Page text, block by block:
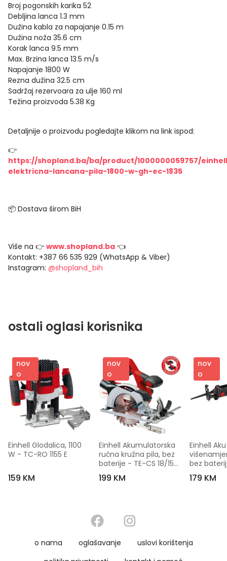
Broj pogonskih karika 52
Debljina lanca 1.3 mm
Dužina kabla za napajanje 0.15 m
Dužina noža 35.6 cm
Korak lanca 9.5 mm
Max. Brzina lanca 13.5 m/s
Napajanje 1800 W
Rezna dužina 32.5 cm
Sadržaj rezervoara za ulje 160 ml
Težina proizvoda 5.38 Kg
Detaljnije o proizvodu pogledajte klikom na link ispod:
👉
https://shopland.ba/ba/product/1000000059757/
elektricna-lancana-pila-1800-w-gh-ec-1835
📦 Dostava širom BiH
Više na 👉 www.shopland.ba 👈
Kontakt: +387 66 535 929 (WhatsApp & Viber)
Instagram: @shopland_bih
ostali oglasi korisnika
nov
o
Einhell Glodalica, 1100
W - TC-RO 1155 E
159 KM
nov
o
Einhell Akumulatorska
ručna kružna pila, bez
baterije - TE-CS 18/150
Li - Solo
199 KM
nov
o
Einhell Aku
bez
TE-AP 18
179 KM
o nama oglašavanje
uslovi korištenja